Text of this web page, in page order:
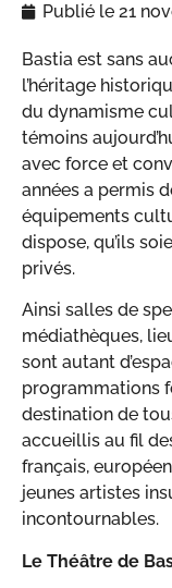
Publié le 21
Bastia est sans
l’héritage
du dynamisme
témoins
avec force et
années a permis
équipements
dispose, qu’ils
privés.
Ainsi salles de
médiathèques,
sont autant
programmations
destination de
accueillis au fil
français,
jeunes artistes
incontournables.
Le Théâtre de